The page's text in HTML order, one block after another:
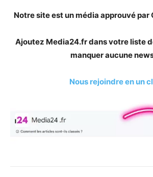
Notre site est un média approuvé par
Ajoutez Media24.fr dans votre liste
manquer aucune
Nous rejoindre en un